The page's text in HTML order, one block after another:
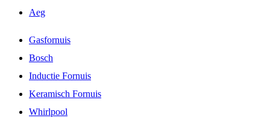
Aeg
Gasfornuis
Bosch
Inductie Fornuis
Keramisch Fornuis
Whirlpool